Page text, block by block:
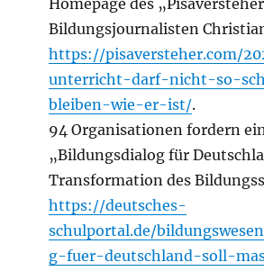
Homepage des
Bildungsjournalisten
https://pisaversteher.com/
unterricht-darf-nicht-so-
bleiben-wie-er-ist/.
94 Organisationen fordern
„Bildungsdialog für
Transformation des
https://deutsches-
schulportal.de/
g-fuer-deutschland-soll-